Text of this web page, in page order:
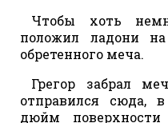
Чтобы хоть
положил ладони
обретенного меча.
Грегор забрал
отправился сюда,
дюйм